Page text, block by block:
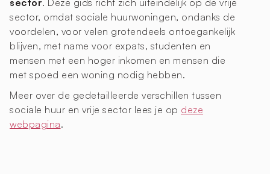
sector. Deze gids richt zich uiteindelijk op de vrije
sector, omdat sociale huurwoningen, ondanks de
voordelen, voor velen grotendeels ontoegankelijk
blijven, met name voor expats, studenten en
mensen met een hoger inkomen en mensen die
met spoed een woning nodig hebben.
Meer over de gedetailleerde verschillen tussen
sociale huur en vrije sector lees je op deze
webpagina.